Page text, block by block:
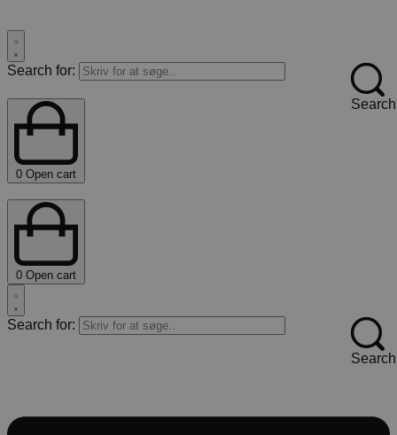
Search for:
Search
0 Open cart
0 Open cart
Search for:
Search